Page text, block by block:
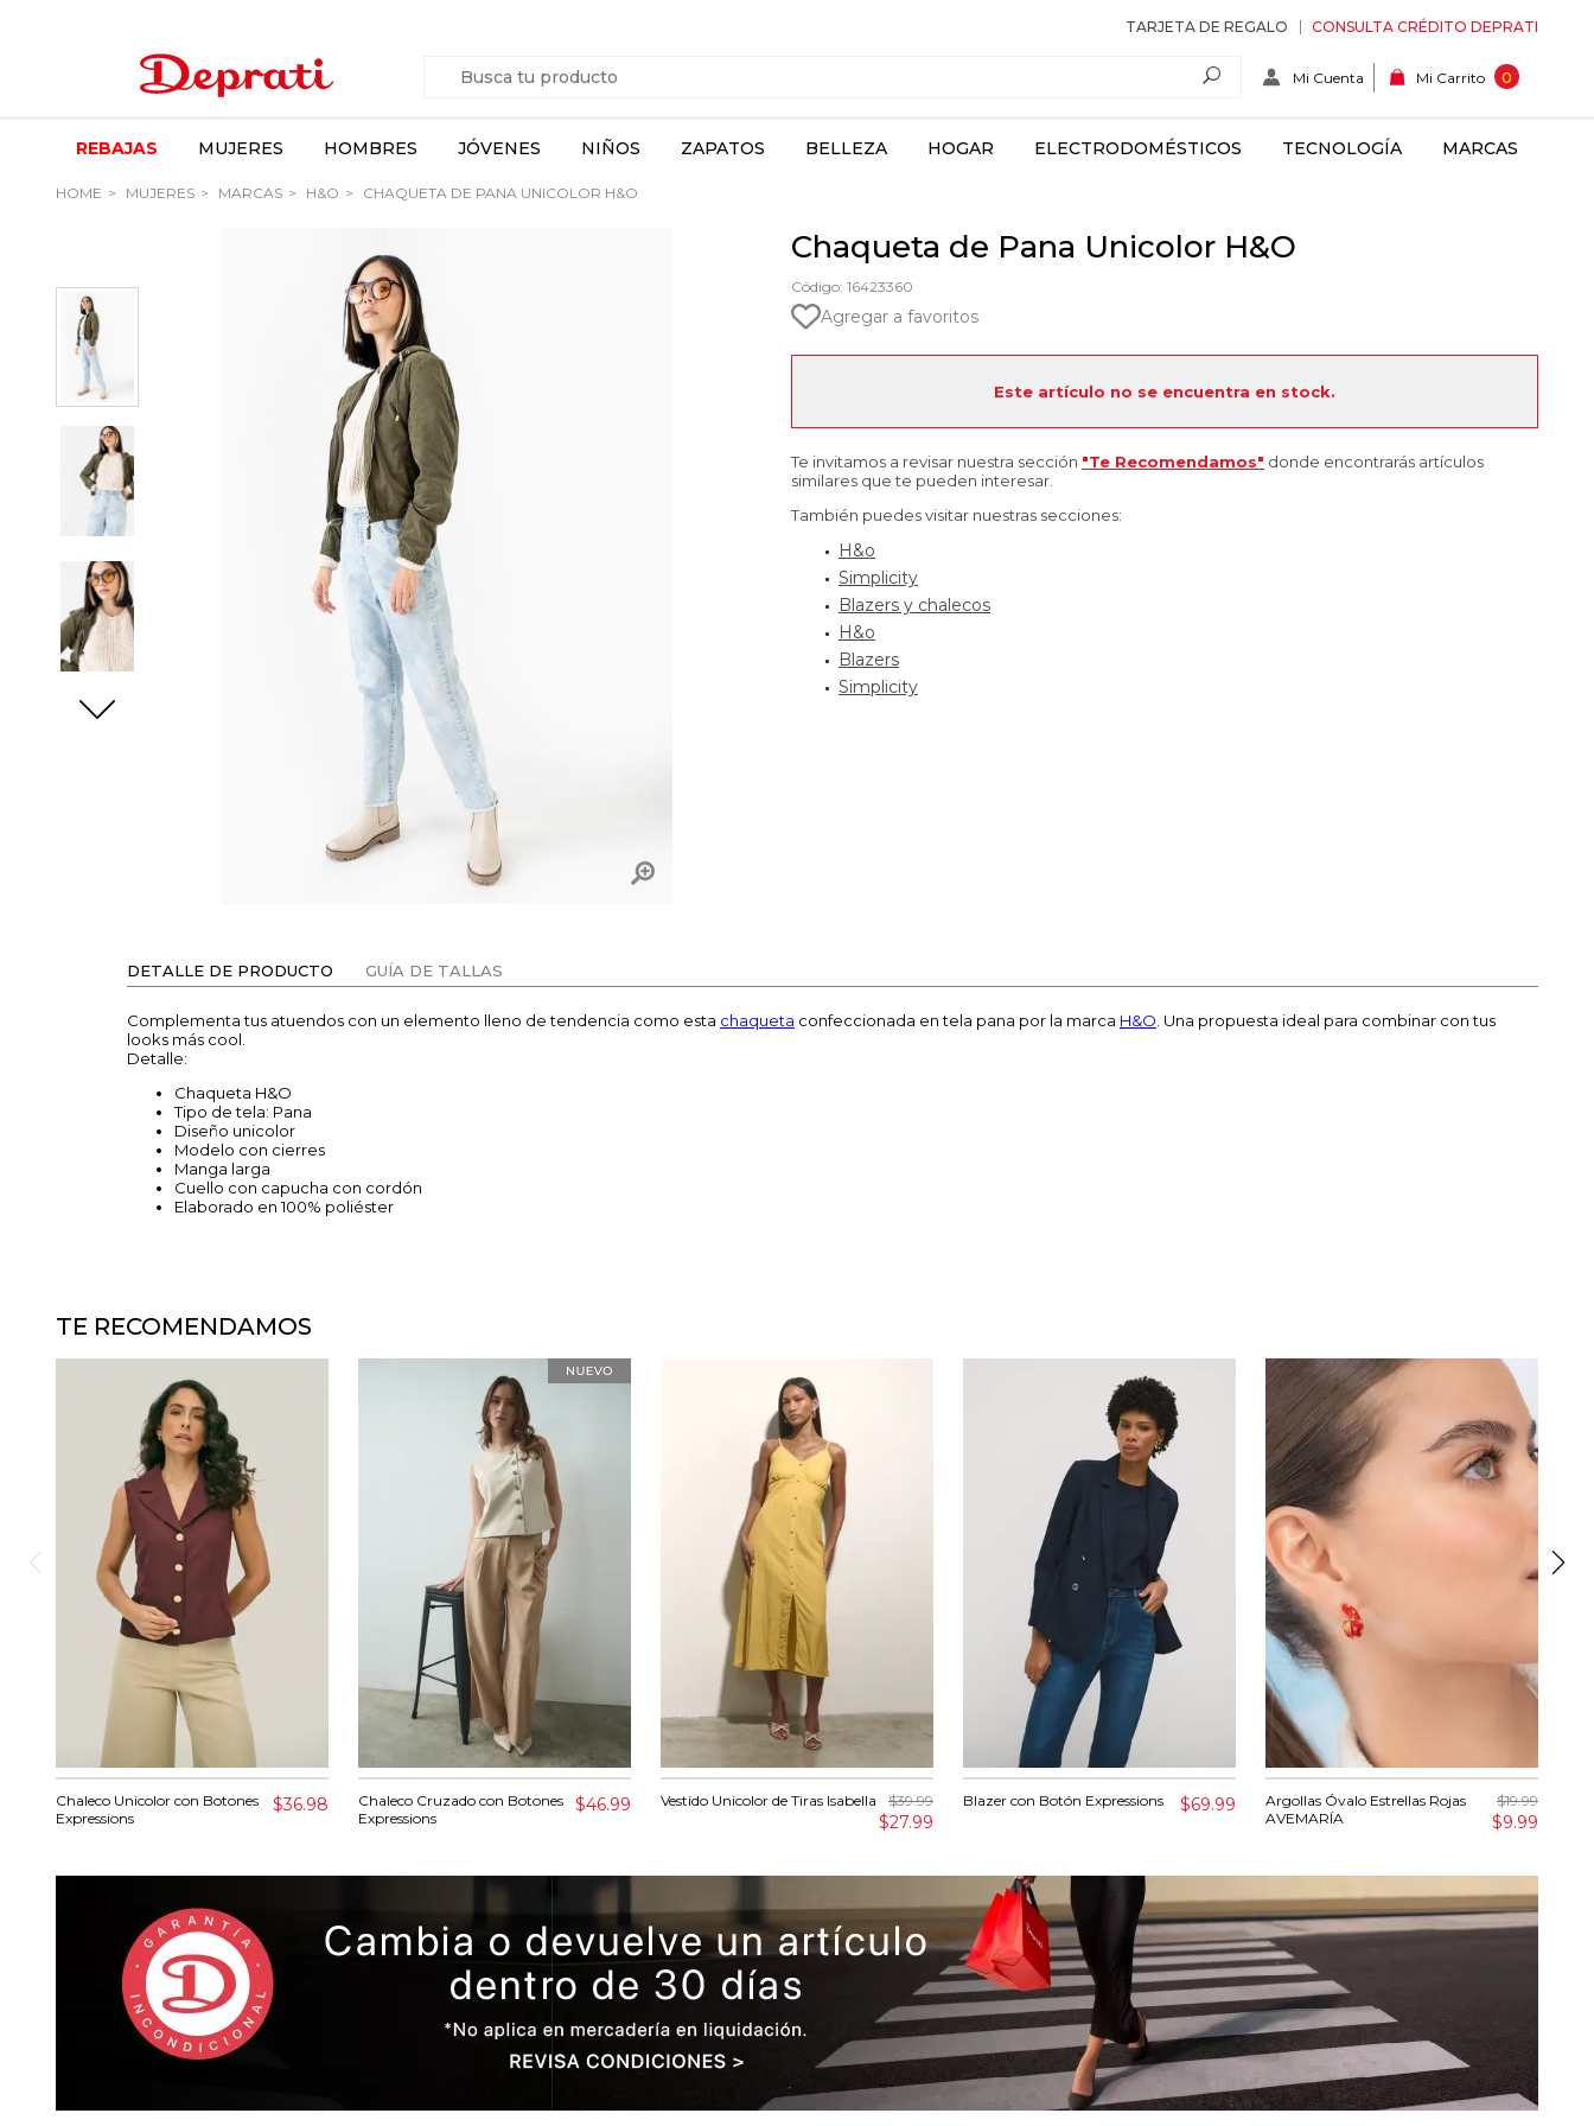
TARJETA DE REGALO CONSULTA CRÉDITO DEPRATI
Mi Cuenta Mi Carrito 0
REBAJAS MUJERES HOMBRES JÓVENES NIÑOS ZAPATOS BELLEZA HOGAR ELECTRODOMÉSTICOS TECNOLOGÍA MARCAS
HOME MUJERES MARCAS H&O CHAQUETA DE PANA UNICOLOR H&O
Chaqueta de Pana Unicolor H&O
Código: 16423360
Agregar a favoritos
Este artículo no se encuentra en stock.
Te invitamos a revisar nuestra sección "Te Recomendamos" donde encontrarás artículos
similares que te pueden interesar.
También puedes visitar nuestras secciones:
H&o
Simplicity
Blazers y chalecos
H&o
Blazers
Simplicity
DETALLE DE PRODUCTO GUÍA DE TALLAS
Complementa tus atuendos con un elemento lleno de tendencia como esta chaqueta confeccionada en tela pana por la marca H&O . Una propuesta ideal para combinar con tus
looks más cool.
Detalle:
Chaqueta H&O
Tipo de tela: Pana
Diseño unicolor
Modelo con cierres
Manga larga
Cuello con capucha con cordón
Elaborado en 100% poliéster
TE RECOMENDAMOS
Chaleco Unicolor con Botones
Expressions
$36.98
Chaleco Cruzado con Botones
Expressions
$46.99 Vestido Unicolor de Tiras Isabella $39.99
$27.99
Blazer con Botón Expressions $69.99
Argollas Óvalo Estrellas Rojas
AVEMARÍA
$19.99
$9.99